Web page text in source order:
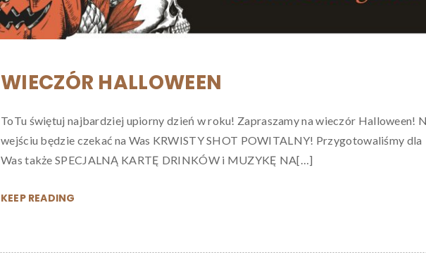
WIECZÓR HALLOWEEN
ToTu świętuj najbardziej upiorny dzień w roku! Zapraszamy na wieczór Halloween!
wejściu będzie czekać na Was KRWISTY SHOT POWITALNY! Przygotowaliśmy dla
Was także SPECJALNĄ KARTĘ DRINKÓW i MUZYKĘ NA[…]
KEEP READING